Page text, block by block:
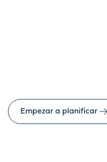
Empezar a planificar